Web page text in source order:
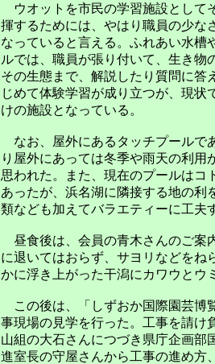
ウオットを市民の学習施設として
揮するためには、やはり職員の少な
なっていると言える。ふれあい水槽
ルでは、職員が張り付いて、生き物
その生態まで、解説したり質問に答
じめて体験学習が成り立つが、現状
けの施設となっている。
なお、屋外にあるタッチプールで
り屋外にあっては冬季や雨天の利
思われた。また、現在のプールはコ
あったが、浜名湖に隣接する地の利
類なども加えてバラエティーに工夫
昼食後は、会員の青木さんのご案
に退いてはおらず、サヨリなどをね
かに浮き上がった干潟にカワウとウ
この後は、「しずおか国際園芸博
事現場の見学を行った。工事を請け
山組の大石さんにつづき県庁企画部
進室長の守屋さんから工事の進め方